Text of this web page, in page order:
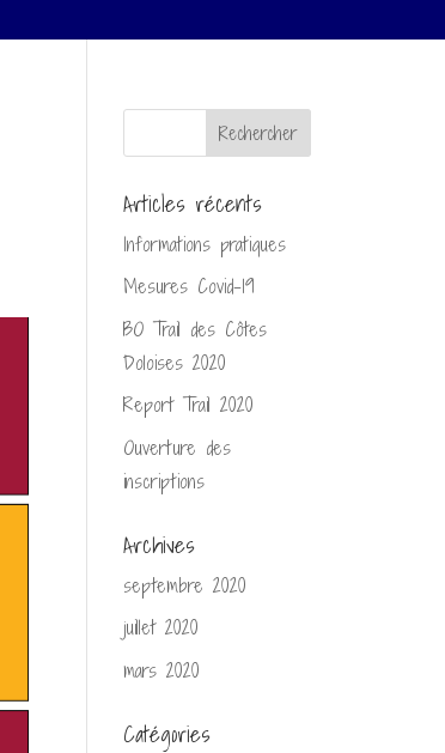
Articles récents
Informations pratiques
Mesures Covid-19
BO Trail des Côtes
Doloises 2020
Report Trail 2020
Ouverture des
inscriptions
Archives
septembre 2020
juillet 2020
mars 2020
Catégories